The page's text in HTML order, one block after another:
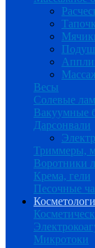
Весы
Солевые
Вакуумные
Дарсонвали
Триммеры,
Воротники
Крема, гели
Песочные
Микротоки